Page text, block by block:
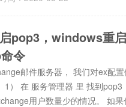
pop3，windows重
令
邮件服务器， 我们对ex配
1） 在 服务管理器 里 找到pop3
用户数量少的情况。 如